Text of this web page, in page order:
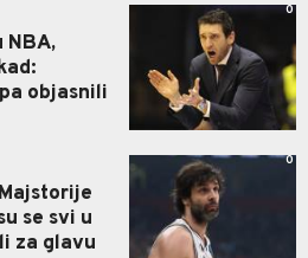
NBA,
objasnili
0
se svi u
za glavu
0